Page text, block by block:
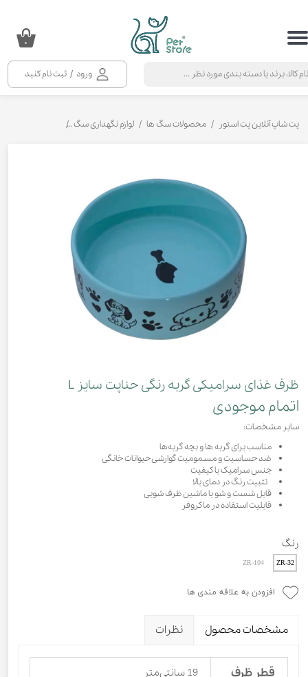
ورود / ثبت نام کنید
حساب کاربری من
خروج از حساب کاربری
۰
پت شاپ آنلاین پت استور محصولات سگ ها لوازم نگهداری سگ
ظرف غذای سرامیکی گربه رنگی حناپت سایز L
اتمام موجودی
سایر مشخصات:
مناسب برای گربه ها و بچه گربه‌ها
ضد حساسیت و مسمومیت گوارشی حیوانات خانگی
جنس سرامیک با کیفیت
تثبیت رنگ در دمای بالا
قابل شست و شو با ماشین ظرف شویی
قابلیت استفاده در ماکروفر
رنگ
ZR-32
ZR-104
افزودن به علاقه مندی ها
مشخصات محصول نظرات
قطر ظرف 19 سانتی‌متر